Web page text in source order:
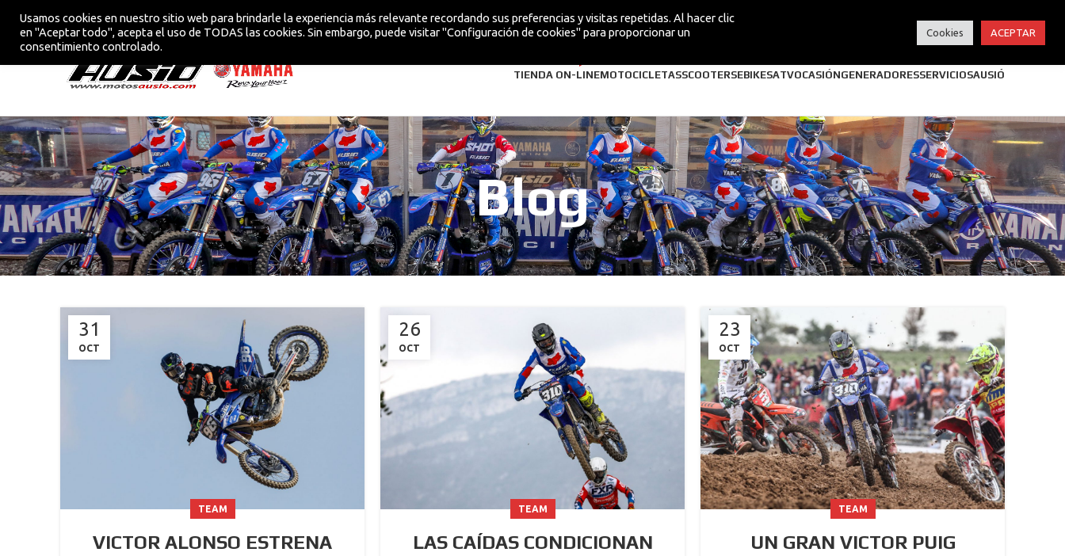
CONCESIONARIO OFICIAL YAMAHA EN VIC
TIENDA ON-LINEMOTOCICLETASSCOOTERSEBIKESATVOCASIÓNGENERADORESSERVICIOSAUSIÓ
Blog
31
OCT
TEAM
VICTOR ALONSO ESTRENA
26
OCT
TEAM
LAS CAÍDAS CONDICIONAN
23
OCT
TEAM
UN GRAN VICTOR PUIG
Usamos cookies en nuestro sitio web para brindarle la experiencia más relevante recordando sus preferencias y visitas repetidas. Al hacer clic
en "Aceptar todo", acepta el uso de TODAS las cookies. Sin embargo, puede visitar "Configuración de cookies" para proporcionar un
consentimiento controlado.
Cookies ACEPTAR